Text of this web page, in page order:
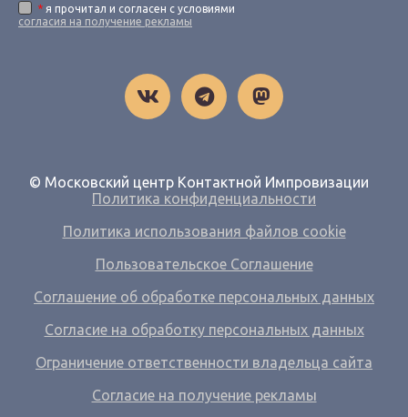
* я прочитал и согласен с условиями
согласия на получение рекламы
© Московский центр Контактной Импровизации
Политика конфиденциальности
Политика использования файлов cookie
Пользовательское Соглашение
Соглашение об обработке персональных данных
Согласие на обработку персональных данных
Ограничение ответственности владельца сайта
Согласие на получение рекламы